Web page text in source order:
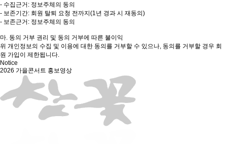
- 수집근거: 정보주체의 동의
- 보존기간: 회원 탈퇴 요청 전까지(1년 경과 시 재동의)
- 보존근거: 정보주체의 동의
마. 동의 거부 권리 및 동의 거부에 따른 불이익
위 개인정보의 수집 및 이용에 대한 동의를 거부할 수 있으나, 동의를 거부할 경우 회
원 가입이 제한됩니다.
Notice
2026 가을콘서트 홍보영상